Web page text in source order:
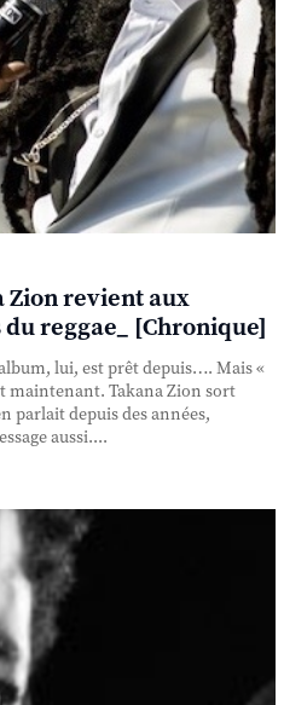
Zion revient aux
reggae_ [Chronique]
lui, est prêt depuis…. Mais «
maintenant. Takana Zion sort
parlait depuis des années,
aussi....